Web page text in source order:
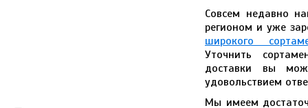
Совсем недавно
регионом и уже
широкого
Уточнить
доставки вы
удовольствием
Мы имеем